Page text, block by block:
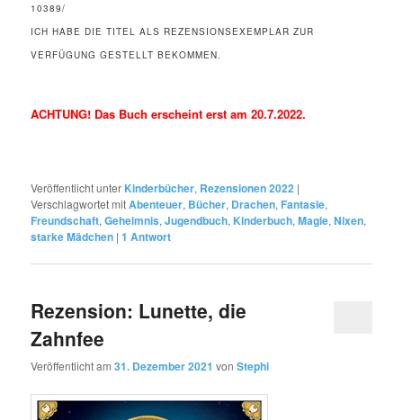
10389/
ICH HABE DIE TITEL ALS REZENSIONSEXEMPLAR ZUR
VERFÜGUNG GESTELLT BEKOMMEN.
ACHTUNG! Das Buch erscheint erst am 20.7.2022.
Veröffentlicht unter Kinderbücher, Rezensionen 2022 |
Verschlagwortet mitAbenteuer, Bücher, Drachen, Fantasie,
Freundschaft,Geheimnis,Jugendbuch, Kinderbuch,Magie,Nixen,
starke Mädchen |1 Antwort
Rezension: Lunette, die
Zahnfee
Veröffentlicht am31. Dezember 2021 vonStephi